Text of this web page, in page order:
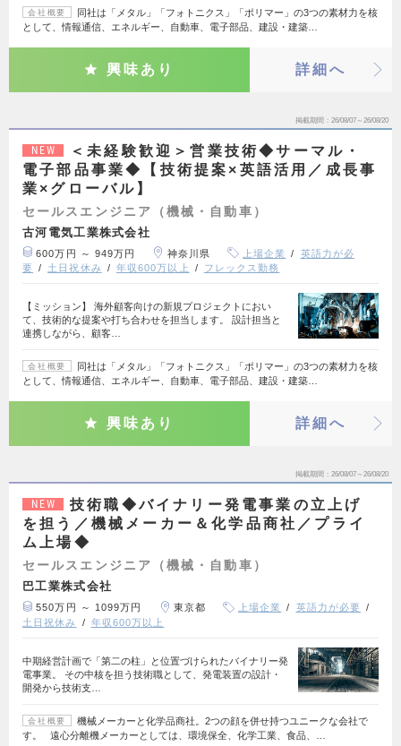
会社概要
同社は「メタル」「フォトニクス」「ポリマー」の3つの素材力を核
として、情報通信、エネルギー、自動車、電子部品、建設・建築…
興味あり 詳細へ
掲載期間 26/08/07～26/08/20
NEW
＜未経験歓迎＞営業技術◆サーマル・
電子部品事業◆【技術提案×英語活用／成長事
業×グローバル】
セールスエンジニア（機械・自動車）
古河電気工業株式会社
600万円 ～ 949万円 神奈川県 上場企業
英語力が必
要
土日祝休み 年収600万以上 フレックス勤務
【ミッション】 海外顧客向けの新規プロジェクトにおい
て、技術的な提案や打ち合わせを担当します。 設計担当と
連携しながら、顧客…
会社概要
同社は「メタル」「フォトニクス」「ポリマー」の3つの素材力を核
として、情報通信、エネルギー、自動車、電子部品、建設・建築…
興味あり 詳細へ
掲載期間 26/08/07～26/08/20
NEW
技術職◆バイナリー発電事業の立上げ
を担う／機械メーカー＆化学品商社／プライ
ム上場◆
セールスエンジニア（機械・自動車）
巴工業株式会社
550万円 ～ 1099万円 東京都 上場企業
英語力が必要
土日祝休み
年収600万以上
中期経営計画で「第二の柱」と位置づけられたバイナリー発
電事業。 その中核を担う技術職として、発電装置の設計・
開発から技術支…
会社概要
機械メーカーと化学品商社。2つの顔を併せ持つユニークな会社で
す。 遠心分離機メーカーとしては、環境保全、化学工業、食品、…